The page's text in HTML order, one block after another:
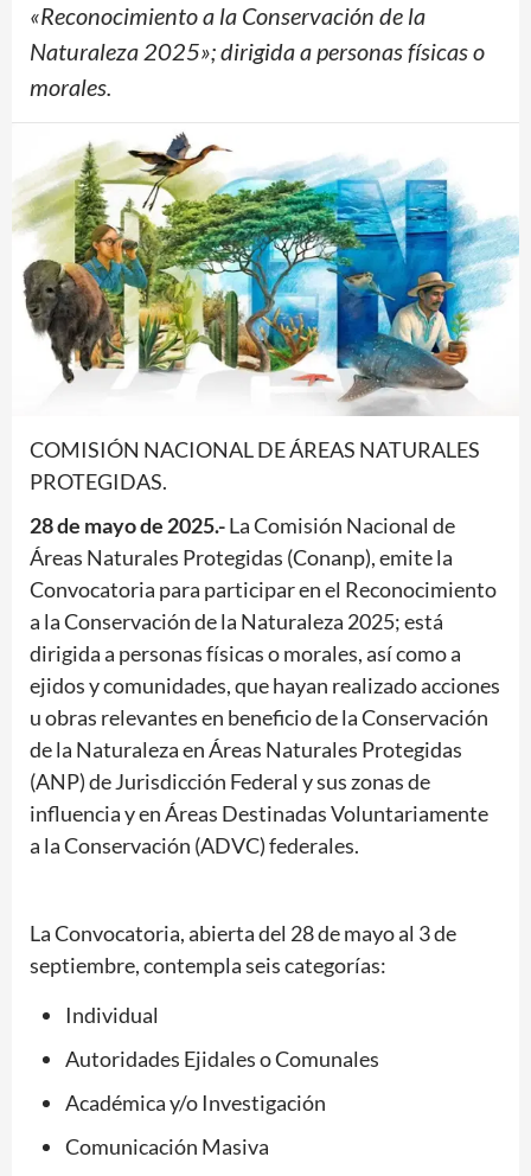
«Reconocimiento a la Conservación de la
Naturaleza 2025»; dirigida a personas físicas o
morales.
COMISIÓN NACIONAL DE ÁREAS NATURALES
PROTEGIDAS.
28 de mayo de 2025.-La Comisión Nacional de
Áreas Naturales Protegidas (Conanp), emite la
Convocatoria para participar en el Reconocimiento
a la Conservación de la Naturaleza 2025; está
dirigida a personas físicas o morales, así como a
ejidos y comunidades, que hayan realizado acciones
u obras relevantes en beneficio de la Conservación
de la Naturaleza en Áreas Naturales Protegidas
(ANP) de Jurisdicción Federal y sus zonas de
influencia y en Áreas Destinadas Voluntariamente
a la Conservación (ADVC) federales.
La Convocatoria, abierta del 28 de mayo al 3 de
septiembre, contempla seis categorías:
Individual
Autoridades Ejidales o Comunales
Académica y/o Investigación
Comunicación Masiva